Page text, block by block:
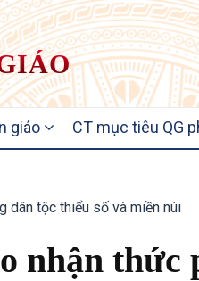
giáo CT mục tiêu QG
dân tộc thiểu số và miền núi
nhận thức